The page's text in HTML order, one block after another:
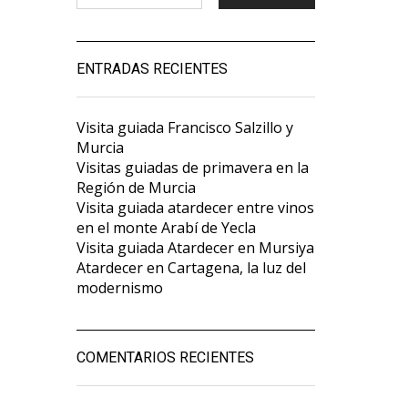
ENTRADAS RECIENTES
Visita guiada Francisco Salzillo y
Murcia
Visitas guiadas de primavera en la
Región de Murcia
Visita guiada atardecer entre vinos
en el monte Arabí de Yecla
Visita guiada Atardecer en Mursiya
Atardecer en Cartagena, la luz del
modernismo
COMENTARIOS RECIENTES